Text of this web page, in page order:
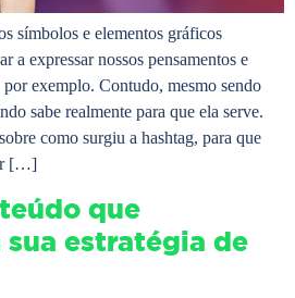
símbolos e elementos gráficos
a expressar nossos pensamentos e
exemplo. Contudo, mesmo sendo
sabe realmente para que ela serve.
como surgiu a hashtag, para que
[…]
que
estratégia de